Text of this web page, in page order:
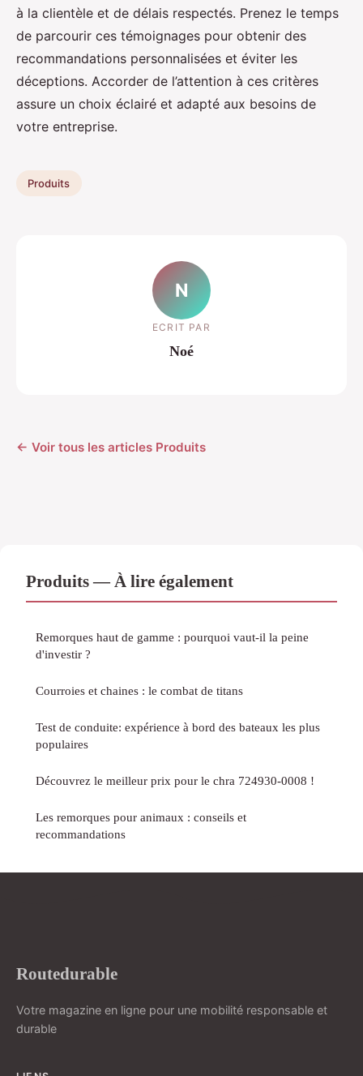
à la clientèle et de délais respectés. Prenez le temps
de parcourir ces témoignages pour obtenir des
recommandations personnalisées et éviter les
déceptions. Accorder de l’attention à ces critères
assure un choix éclairé et adapté aux besoins de
votre entreprise.
Produits
N
ECRIT PAR
Noé
← Voir tous les articles Produits
Produits — À lire également
Remorques haut de gamme : pourquoi vaut-il la peine
d'investir ?
Courroies et chaines : le combat de titans
Test de conduite: expérience à bord des bateaux les plus
populaires
Découvrez le meilleur prix pour le chra 724930-0008 !
Les remorques pour animaux : conseils et
recommandations
Routedurable
Votre magazine en ligne pour une mobilité responsable et
durable